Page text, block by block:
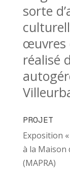
sorte
œuvres
réalisé
PROJET
Exposition
à la Maison
(MAPRA)